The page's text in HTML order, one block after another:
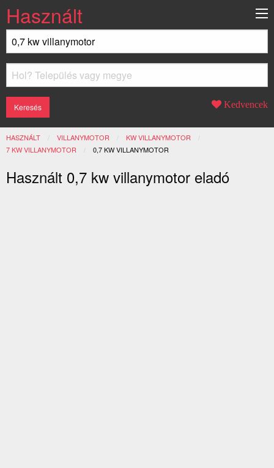
Használt
Kedvencek
HASZNÁLT VILLANYMOTOR
KW VILLANYMOTOR
7 KW VILLANYMOTOR
JELENLEGI:
0,7 KW VILLANYMOTOR
Használt 0,7 kw villanymotor eladó